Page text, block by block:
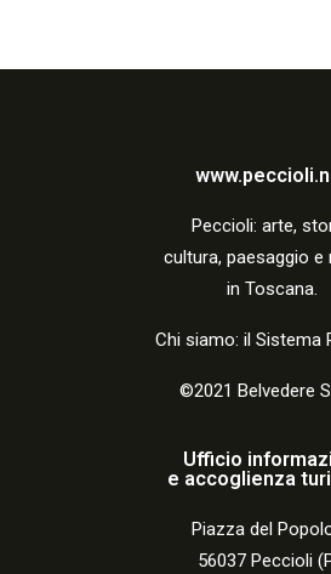
Peccio li: arte,
cultura, paesaggio e
in Toscana.
Chi siamo: il Sistema
©2021 Belvedere
Ufficio
e accoglienza
Piazza del
56037 Peccioli